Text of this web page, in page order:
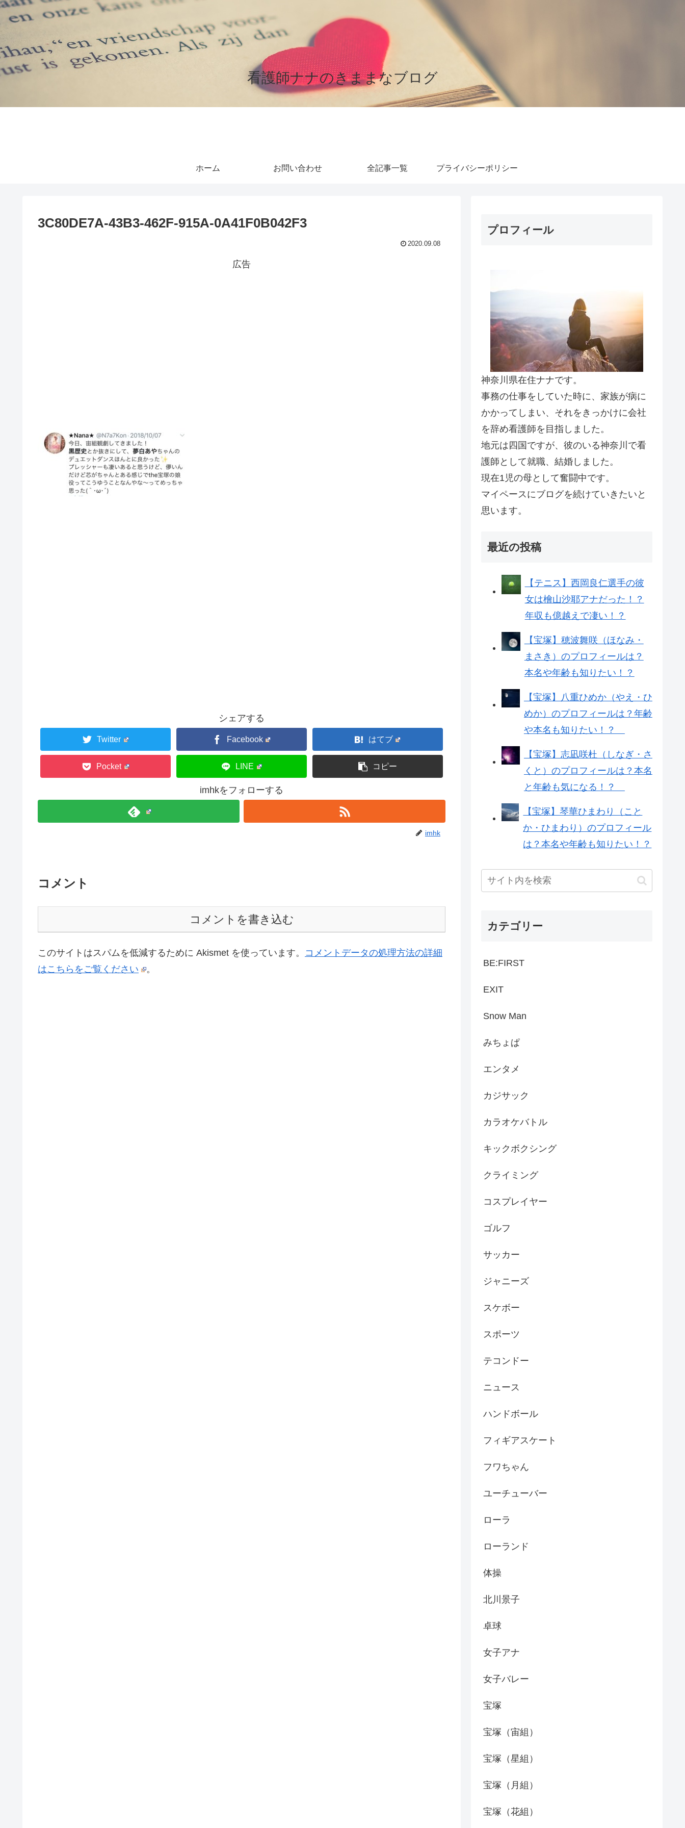
看護師ナナのきままなブログ
ホーム お問い合わせ 全記事一覧 プライバシーポリシー
3C80DE7A-43B3-462F-915A-0A41F0B042F3
2020.09.08
広告
シェアする
Twitter Facebook はてブ
Pocket LINE コピー
imhkをフォローする
imhk
コメント
コメントを書き込む
このサイトはスパムを低減するために Akismet を使っています。 コメントデータの処理方法の詳細
はこちらをご覧ください
。
プロフィール
神奈川県在住ナナです。
事務の仕事をしていた時に、家族が病に
かかってしまい、それをきっかけに会社
を辞め看護師を目指しました。
地元は四国ですが、彼のいる神奈川で看
護師として就職、結婚しました。
現在1児の母として奮闘中です。
マイペースにブログを続けていきたいと
思います。
最近の投稿
【テニス】西岡良仁選手の彼
女は檜山沙耶アナだった！？
年収も億越えで凄い！？
【宝塚】穂波舞咲（ほなみ・
まさき）のプロフィールは？
本名や年齢も知りたい！？
【宝塚】八重ひめか（やえ・ひ
めか）のプロフィールは？年齢
や本名も知りたい！？
【宝塚】志凪咲杜（しなぎ・さ
くと）のプロフィールは？本名
と年齢も気になる！？
【宝塚】琴華ひまわり（こと
か・ひまわり）のプロフィール
は？本名や年齢も知りたい！？
カテゴリー
BE:FIRST
EXIT
Snow Man
みちょぱ
エンタメ
カジサック
カラオケバトル
キックボクシング
クライミング
コスプレイヤー
ゴルフ
サッカー
ジャニーズ
スケボー
スポーツ
テコンドー
ニュース
ハンドボール
フィギアスケート
フワちゃん
ユーチューバー
ローラ
ローランド
体操
北川景子
卓球
女子アナ
女子バレー
宝塚
宝塚（宙組）
宝塚（星組）
宝塚（月組）
宝塚（花組）